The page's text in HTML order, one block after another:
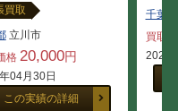
買取
立川市
格 20,000円
04月30日
この実績の詳細
千葉県
買取
2025